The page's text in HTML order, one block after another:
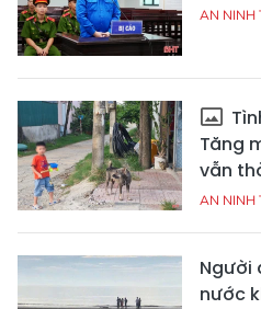
AN NINH
Tăng
vẫn
AN NINH
Người
nước